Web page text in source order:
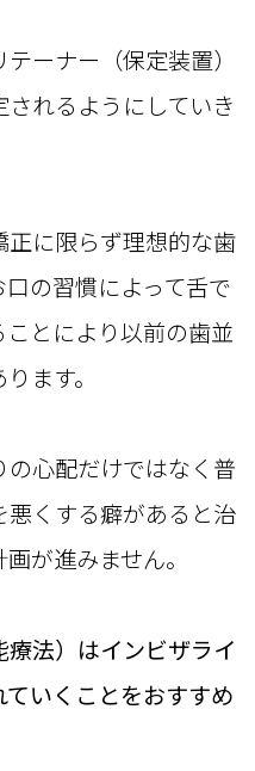
ーナー（保定装置）
れるようにしていき
正に限らず理想的な歯
の習慣によって舌で
とにより以前の歯並
ます。
心配だけではなく普
くする癖があると治
が進みません。
法）はインビザライ
いくことをおすすめ